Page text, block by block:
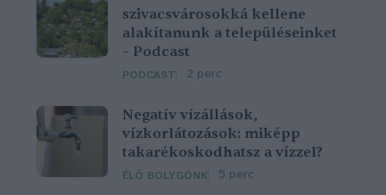
szivacsvárosokká kellene
alakítanunk a településeinket
– Podcast
PODCAST 2 perc
Negatív vízállások,
vízkorlátozások: miképp
takarékoskodhatsz a vízzel?
ÉLŐ BOLYGÓNK 5 perc